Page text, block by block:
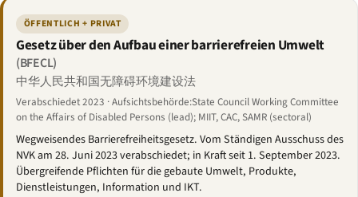
ÖFFENTLICH + PRIVAT
Gesetz über den Aufbau einer barrierefreien Umwelt
(BFECL)
中华人民共和国无障碍环境建设法
Verabschiedet 2023 · Aufsichtsbehörde:State Council Working Committee
on the Affairs of Disabled Persons (lead); MIIT, CAC, SAMR (sectoral)
Wegweisendes Barrierefreiheitsgesetz. Vom Ständigen Ausschuss des
NVK am 28. Juni 2023 verabschiedet; in Kraft seit 1. September 2023.
Übergreifende Pflichten für die gebaute Umwelt, Produkte,
Dienstleistungen, Information und IKT.